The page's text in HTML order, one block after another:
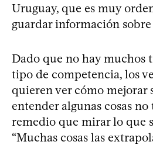
Uruguay, que es muy
guardar información sobre
Dado que no hay muchos
tipo de competencia, los
quieren ver cómo mejorar
entender algunas cosas
remedio que mirar lo que
“Muchas cosas las